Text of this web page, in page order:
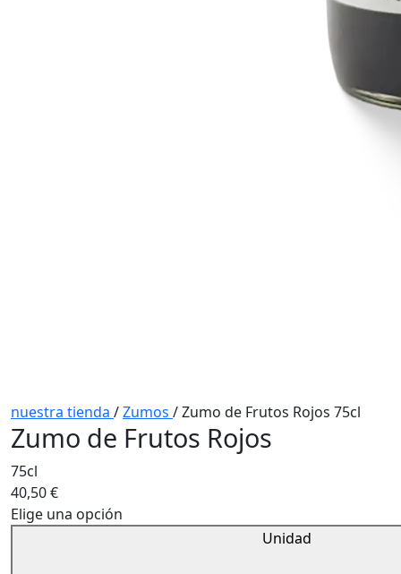
nuestra tienda /Zumos /Zumo de Frutos Rojos 75cl
Zumo de Frutos Rojos
75cl
40,50€
Elige una opción
Unidad